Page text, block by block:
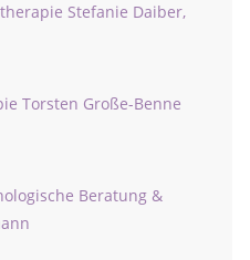
Stefanie Daiber,
Torsten Große-Benne
Beratung &